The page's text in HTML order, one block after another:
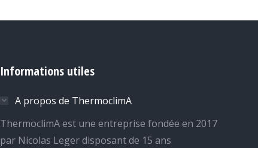
Informations utiles
A propos de ThermoclimA
ThermoclimA est une entreprise fondée en 2017
par Nicolas Leger disposant de 15 ans